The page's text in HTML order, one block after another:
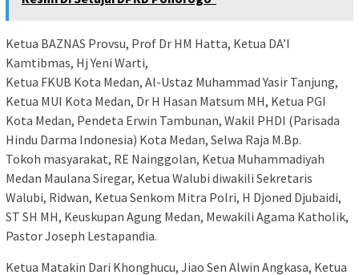
Ketua BAZNAS Provsu, Prof Dr HM Hatta, Ketua DA’I
Kamtibmas, Hj Yeni Warti,
Ketua FKUB Kota Medan, Al-Ustaz Muhammad Yasir Tanjung,
Ketua MUI Kota Medan, Dr H Hasan Matsum MH, Ketua PGI
Kota Medan, Pendeta Erwin Tambunan, Wakil PHDI (Parisada
Hindu Darma Indonesia) Kota Medan, Selwa Raja M.Bp.
Tokoh masyarakat, RE Nainggolan, Ketua Muhammadiyah
Medan Maulana Siregar, Ketua Walubi diwakili Sekretaris
Walubi, Ridwan, Ketua Senkom Mitra Polri, H Djoned Djubaidi,
ST SH MH, Keuskupan Agung Medan, Mewakili Agama Katholik,
Pastor Joseph Lestapandia.
Ketua Matakin Dari Khonghucu, Jiao Sen Alwin Angkasa, Ketua